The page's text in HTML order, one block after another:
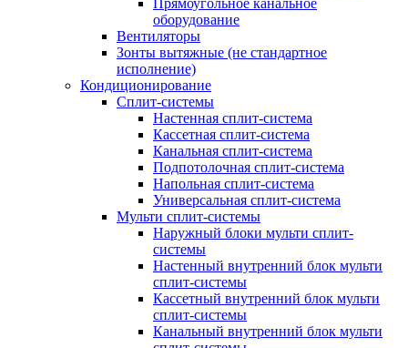
Прямоугольное канальное
оборудование
Вентиляторы
Зонты вытяжные (не стандартное
исполнение)
Кондиционирование
Сплит-системы
Настенная сплит-система
Кассетная сплит-система
Канальная сплит-система
Подпотолочная сплит-система
Напольная сплит-система
Универсальная сплит-система
Мульти сплит-системы
Наружный блоки мульти сплит-
системы
Настенный внутренний блок мульти
сплит-системы
Кассетный внутренний блок мульти
сплит-системы
Канальный внутренний блок мульти